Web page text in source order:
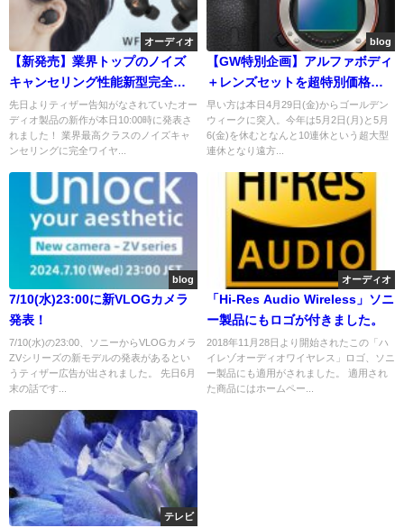
オーディオ
【新発売】業界トップのノイズ
キャンセリング性能新型完全ワ
イヤレスイヤホン「WF-
1000XM4」がハイレゾに対応し
て新登場！
先日よりティザー告知がなされていたオー
ディオ製品の新作が本日10:00時に発表さ
れました！ 業界最高クラスのノイズキャ
ンセリングに完全ワイヤ...
blog
【GW特別企画】アルファボディ
＋レンズセットを超特別価格で
レンタルします！【5月10日迄】
早い方は本日4月29日(金)からゴールデン
ウィークに突入。今年は5月2日(月)と5月
6(金)を休むとなんと10連休という超大型
連休となり遠方...
blog
7/10(水)23:00に新VLOGカメラ
発表！
7/10(水)の23:00、ソニーからVLOGカメラ
ZVシリーズの新モデルの発表があるとい
うティザー広告が出されました。 先日6月
末の話です...
オーディオ
「Hi-Res Audio Wireless」ソニ
ー製品にもロゴが付きました。
2018年11月28日より開始されたこの「ハ
イレゾオーディオワイヤレス」ロゴ、ソニ
ー製品にも適用がされました。 適用され
た商品にはホームペー...
テレビ